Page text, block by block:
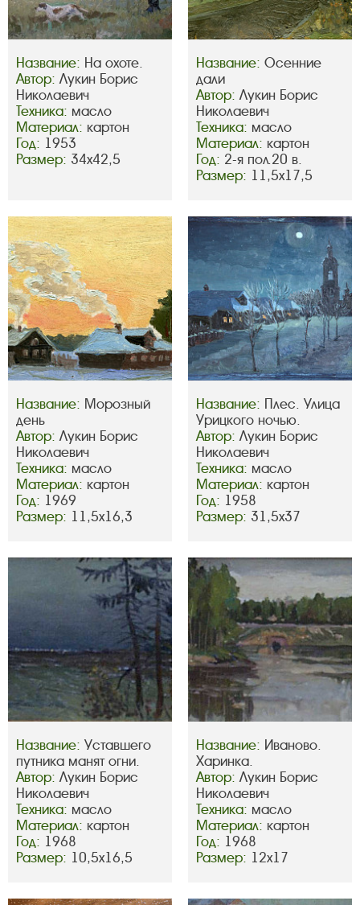
Название: На охоте.
Автор: Лукин Борис
Николаевич
Техника: масло
Материал: картон
Год: 1953
Размер: 34х42,5
Название: Осенние
дали
Автор: Лукин Борис
Николаевич
Техника: масло
Материал: картон
Год: 2-я пол.20 в.
Размер: 11,5х17,5
Название: Морозный
день
Автор: Лукин Борис
Николаевич
Техника: масло
Материал: картон
Год: 1969
Размер: 11,5х16,3
Название: Плес. Улица
Урицкого ночью.
Автор: Лукин Борис
Николаевич
Техника: масло
Материал: картон
Год: 1958
Размер: 31,5х37
Название: Уставшего
путника манят огни.
Автор: Лукин Борис
Николаевич
Техника: масло
Материал: картон
Год: 1968
Размер: 10,5х16,5
Название: Иваново.
Харинка.
Автор: Лукин Борис
Николаевич
Техника: масло
Материал: картон
Год: 1968
Размер: 12х17